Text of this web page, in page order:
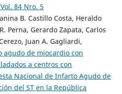
84 Nro. 5
B. Castillo Costa, Heraldo
Perna, Gerardo Zapata, Carlos
Juan A. Gagliardi,
agudo de miocardio con
a centros con
Nacional de Infarto Agudo de
del ST en la República